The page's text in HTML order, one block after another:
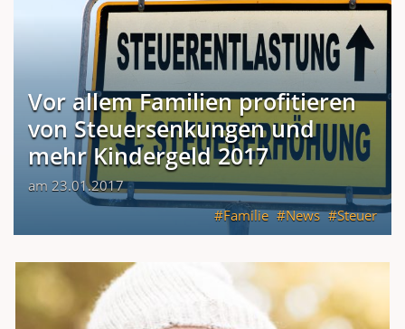
Vor allem Familien profitieren
von Steuersenkungen und
mehr Kindergeld 2017
am 23.01.2017
Familie
News Steuer